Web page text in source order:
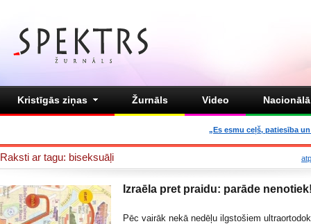
Kristīgās ziņas Žurnāls Video
„Es esmu ceļš, patiesība
Raksti ar tagu: biseksuāļi
Izraēla pret praidu: parāde
Pēc vairāk nekā nedēļu ilgstošiem